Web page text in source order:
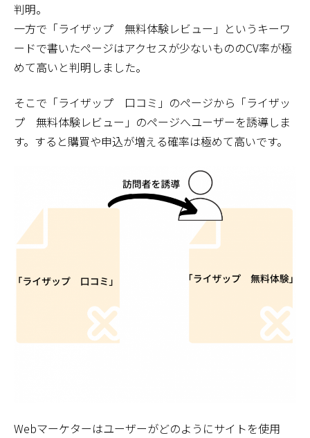
判明。
一方で「ライザップ 無料体験レビュー」というキーワ
ードで書いたページはアクセスが少ないもののCV率が極
めて高いと判明しました。
そこで「ライザップ 口コミ」のページから「ライザッ
プ 無料体験レビュー」のページへユーザーを誘導しま
す。すると購買や申込が増える確率は極めて高いです。
Webマーケターはユーザーがどのようにサイトを使用